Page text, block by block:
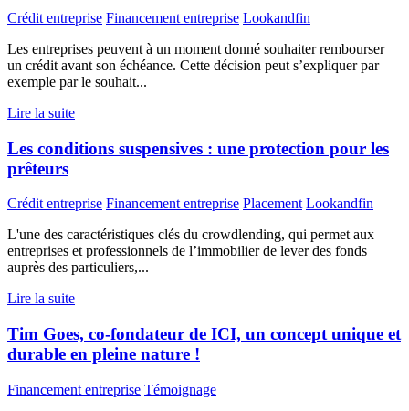
Crédit entreprise Financement entreprise Lookandfin
Les entreprises peuvent à un moment donné souhaiter rembourser
un crédit avant son échéance. Cette décision peut s’expliquer par
exemple par le souhait...
Lire la suite
Les conditions suspensives : une protection pour les
prêteurs
Crédit entreprise Financement entreprise Placement Lookandfin
L'une des caractéristiques clés du crowdlending, qui permet aux
entreprises et professionnels de l’immobilier de lever des fonds
auprès des particuliers,...
Lire la suite
Tim Goes, co-fondateur de ICI, un concept unique et
durable en pleine nature !
Financement entreprise Témoignage